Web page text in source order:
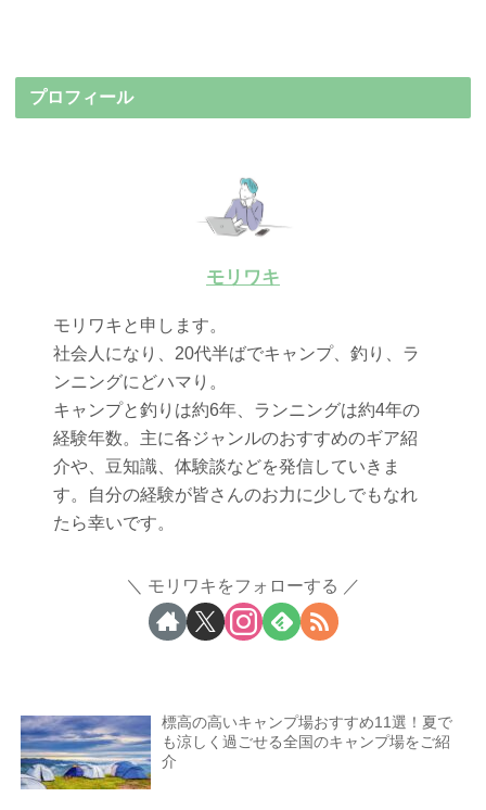
プロフィール
モリワキ
モリワキと申します。
社会人になり、20代半ばでキャンプ、釣り、ラ
ンニングにどハマり。
キャンプと釣りは約6年、ランニングは約4年の
経験年数。主に各ジャンルのおすすめのギア紹
介や、豆知識、体験談などを発信していきま
す。自分の経験が皆さんのお力に少しでもなれ
たら幸いです。
モリワキをフォローする
標高の高いキャンプ場おすすめ11選！夏で
も涼しく過ごせる全国のキャンプ場をご紹
介